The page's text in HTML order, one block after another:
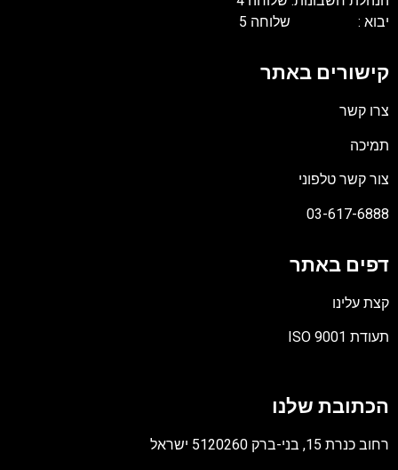
יבוא : שלוחה 5
קישורים באתר
צרו קשר
תמיכה
צור קשר טלפוני
03-617-6888
דפים באתר
קצת עלינו
תעודת ISO 9001
PDF
הכתובת שלנו
רחוב כנרת 15, בני-ברק 5120260 ישראל